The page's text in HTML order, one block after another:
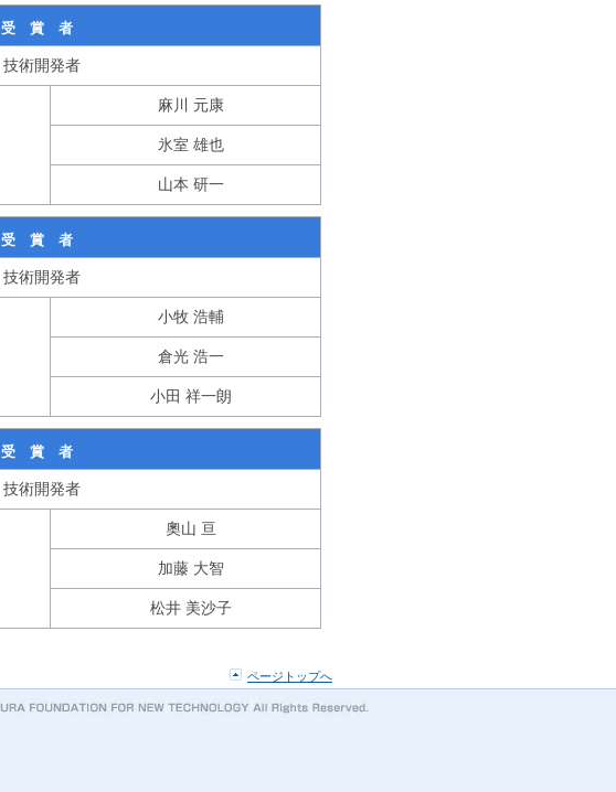
受 賞 者
技術開発者
麻川 元康
氷室 雄也
山本 研一
受 賞 者
技術開発者
小牧 浩輔
倉光 浩一
小田 祥一朗
受 賞 者
技術開発者
奧山 亘
加藤 大智
松井 美沙子
ページトップへ